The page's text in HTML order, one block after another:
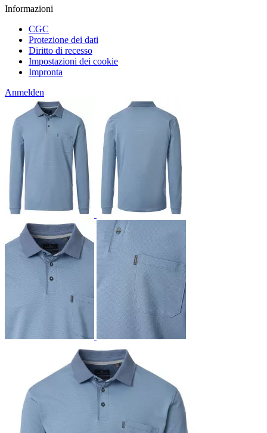
Informazioni
CGC
Protezione dei dati
Diritto di recesso
Impostazioni dei cookie
Impronta
Anmelden